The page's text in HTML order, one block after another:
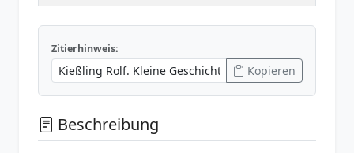
Zitierhinweis:
Kopieren
Beschreibung